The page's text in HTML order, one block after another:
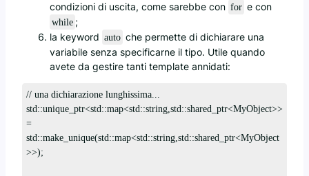
condizioni di uscita, come sarebbe con for e con
while ;
la keyword auto che permette di dichiarare una
variabile senza specificarne il tipo. Utile quando
avete da gestire tanti template annidati:
// una dichiarazione lunghissima...
std::unique_ptr<std::map<std::string,std::shared_ptr<MyObject>>
=
std::make_unique(std::map<std::string,std::shared_ptr<MyObject
>>);